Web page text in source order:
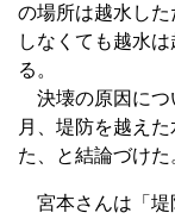
の場所は越水し
しなくても越水
る。
決壊の原因につ
月、堤防を越え
た、と結論づけた
宮本さんは「堤